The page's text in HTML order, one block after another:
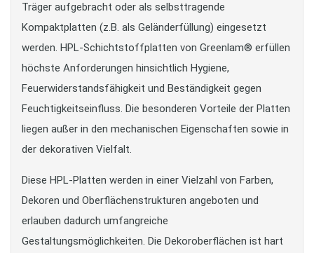
Träger aufgebracht oder als selbsttragende
Kompaktplatten (z.B. als Geländerfüllung) eingesetzt
werden. HPL-Schichtstoffplatten von Greenlam® erfüllen
höchste Anforderungen hinsichtlich Hygiene,
Feuerwiderstandsfähigkeit und Beständigkeit gegen
Feuchtigkeitseinfluss. Die besonderen Vorteile der Platten
liegen außer in den mechanischen Eigenschaften sowie in
der dekorativen Vielfalt.
Diese HPL-Platten werden in einer Vielzahl von Farben,
Dekoren und Oberflächenstrukturen angeboten und
erlauben dadurch umfangreiche
Gestaltungsmöglichkeiten. Die Dekoroberflächen ist hart